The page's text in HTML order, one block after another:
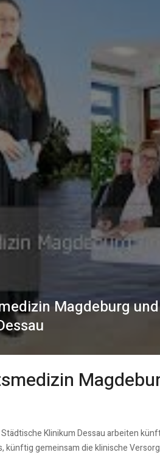
Magdeburg und
Klinikum Dessau arbeiten
künftig gemeinsam die klinische